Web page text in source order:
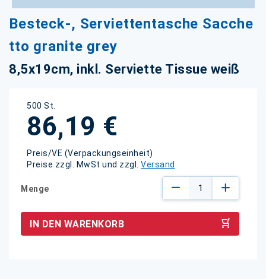
Besteck-, Serviettentasche Sacche
tto granite grey
8,5x19cm, inkl. Serviette Tissue weiß
500 St.
86,19 €
Preis/VE (Verpackungseinheit)
Preise zzgl. MwSt und zzgl. Versand
Menge
IN DEN WARENKORB
Anfang
der
Bildgalerie
springen